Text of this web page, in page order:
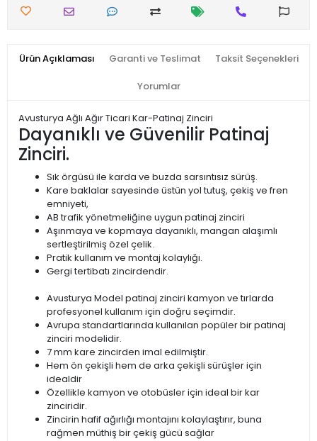
Ürün Açıklaması Garanti ve Teslimat Taksit Seçenekleri
Yorumlar
Avusturya Ağlı Ağır Ticari Kar-Patinaj Zinciri
Dayanıklı ve Güvenilir Patinaj
Zinciri.
Sık örgüsü ile karda ve buzda sarsıntısız sürüş.
Kare baklalar sayesinde üstün yol tutuş, çekiş ve fren
emniyeti,
AB trafik yönetmeliğine uygun patinaj zinciri
Aşınmaya ve kopmaya dayanıklı, mangan alaşımlı
sertleştirilmiş özel çelik.
Pratik kullanım ve montaj kolaylığı.
Gergi tertibatı zincirdendir.
Avusturya Model patinaj zinciri kamyon ve tırlarda
profesyonel kullanım için doğru seçimdir.
Avrupa standartlarında kullanılan popüler bir patinaj
zinciri modelidir.
7 mm kare zincirden imal edilmiştir.
Hem ön çekişli hem de arka çekişli sürüşler için
idealdir
Özellikle kamyon ve otobüsler için ideal bir kar
zinciridir.
Zincirin hafif ağırlığı montajını kolaylaştırır, buna
rağmen müthiş bir çekiş gücü sağlar